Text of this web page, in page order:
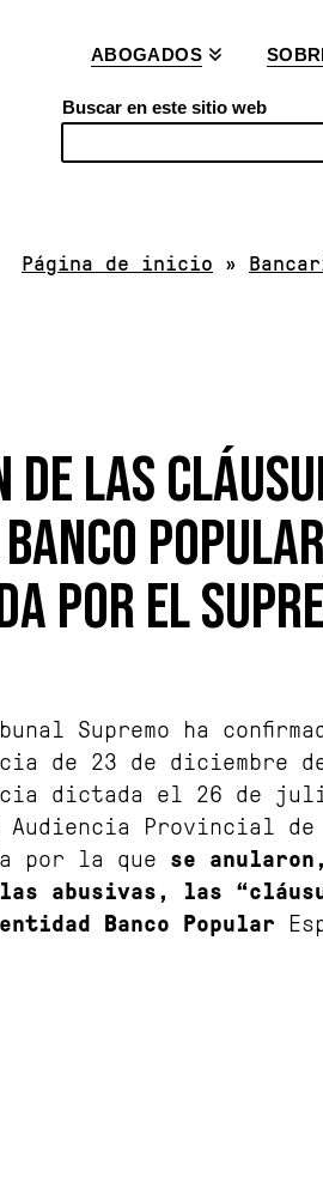
ABOGADOS
Buscar en este sitio web
c
Página de inicio »
DE LAS
POPULAR
POR EL
Supremo ha
de 23 de diciembre
dictada el 26 de
Provincial de
por la que se
abusivas, las
Banco Popular